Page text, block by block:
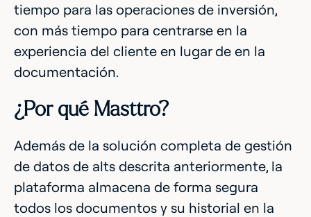
tiempo para las operaciones de inversión,
con más tiempo para centrarse en la
experiencia del cliente en lugar de en la
documentación.
¿Por qué Masttro?
Además de la solución completa de gestión
de datos de alts descrita anteriormente, la
plataforma almacena de forma segura
todos los documentos y su historial en la